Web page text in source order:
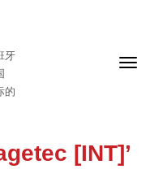
牙
的
头
[INT]’